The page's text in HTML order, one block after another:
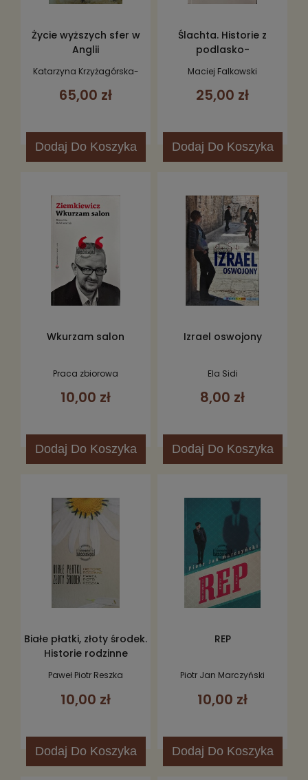
Życie wyższych sfer w
Anglii
Katarzyna Krzyżagórska-
65,00 zł
Dodaj Do Koszyka
Ślachta. Historie z
podlasko-
pogranicza
Maciej Falkowski
25,00 zł
Dodaj Do Koszyka
Wkurzam salon
Praca zbiorowa
10,00 zł
Dodaj Do Koszyka
Izrael oswojony
Ela Sidi
8,00 zł
Dodaj Do Koszyka
Białe płatki, złoty środek.
Historie rodzinne
Paweł Piotr Reszka
10,00 zł
Dodaj Do Koszyka
REP
Piotr Jan Marczyński
10,00 zł
Dodaj Do Koszyka